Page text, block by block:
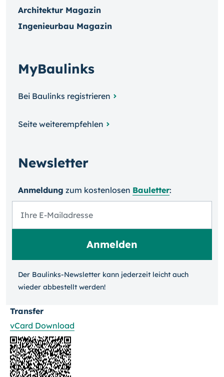
Architektur Magazin
Ingenieurbau Magazin
MyBaulinks
Bei Baulinks registrieren
Seite weiterempfehlen
Newsletter
Anmeldung zum kosten­losen Bauletter:
Der Baulinks-Newsletter kann jeder­zeit leicht auch
wieder ab­bestellt werden!
Transfer
vCard Download